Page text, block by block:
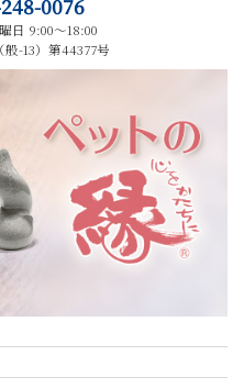
0076
日 9:00～18:00
-13）第44377号